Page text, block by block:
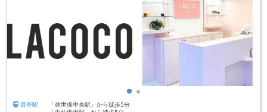
最寄駅
「佐世保中央駅」から徒歩5分